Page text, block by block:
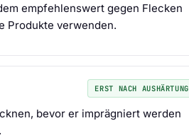
empfehlenswert gegen Flecken
Produkte verwenden.
ERST NACH AUSHÄRTUNG
bevor er imprägniert werden